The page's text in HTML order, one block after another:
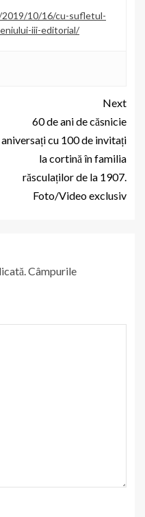
10/16/cu-sufletul-
iii-editorial/
Next
60 de ani de căsnicie
aniversați cu 100 de invitați
la cortină în familia
răsculaților de la 1907.
Foto/Video exclusiv
Câmpurile